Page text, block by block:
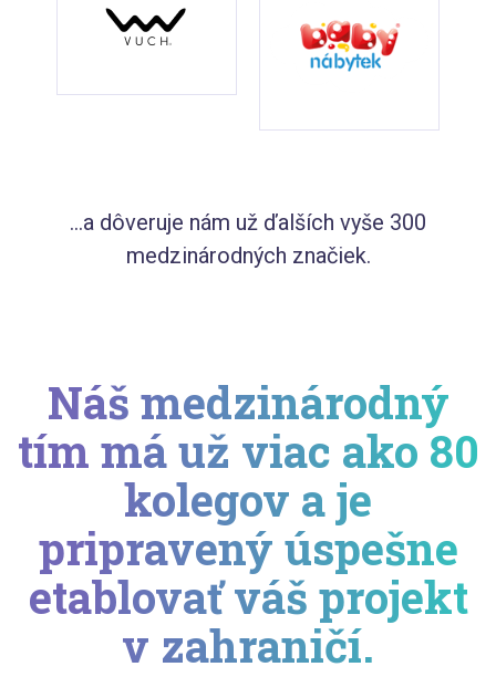
...a dôveruje nám už ďalších vyše 300
medzinárodných značiek.
Náš medzinárodný
tím má už viac ako 80
kolegov a je
pripravený úspešne
etablovať váš projekt
v zahraničí.